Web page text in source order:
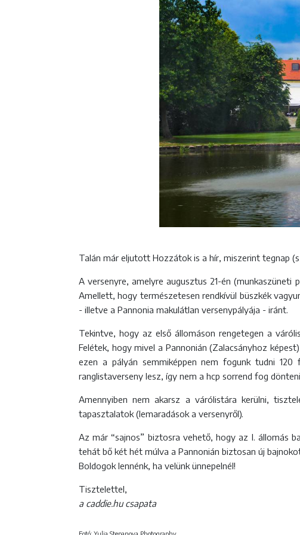
Talán már eljutott Hozzátok is a hír, miszerint tegnap
A versenyre, amelyre augusztus 21-én
Amellett, hogy természetesen rendkívül büszkék
- illetve a Pannonia makulátlan versenypályája - iránt.
Tekintve, hogy az első állomáson rengetegen a
Felétek, hogy mivel a Pannonián (Zalacsányhoz
ezen a pályán semmiképpen nem fogunk tudni
ranglistaverseny lesz, így nem a hcp sorrend fog
Amennyiben nem akarsz a várólistára kerülni,
tapasztalatok (lemaradások a versenyről).
Az már “sajnos” biztosra vehető, hogy az I. állomás
tehát bő két hét múlva a Pannonián biztosan új
Boldogok lennénk, ha velünk ünnepelnél!
Tisztelettel,
a caddie.hu csapata
Fotó: Yulia Stepanova Photography